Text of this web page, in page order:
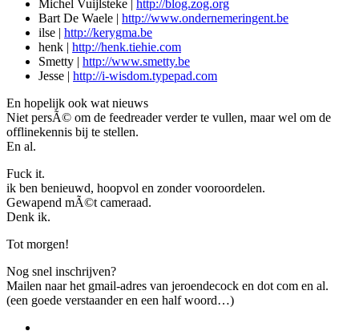
Michel Vuijlsteke | http://blog.zog.org
Bart De Waele | http://www.ondernemeringent.be
ilse | http://kerygma.be
henk | http://henk.tiehie.com
Smetty | http://www.smetty.be
Jesse | http://i-wisdom.typepad.com
En hopelijk ook wat nieuws
Niet persÃ© om de feedreader verder te vullen, maar wel om de
offlinekennis bij te stellen.
En al.
Fuck it.
ik ben benieuwd, hoopvol en zonder vooroordelen.
Gewapend mÃ©t cameraad.
Denk ik.
Tot morgen!
Nog snel inschrijven?
Mailen naar het gmail-adres van jeroendecock en dot com en al.
(een goede verstaander en een half woord…)